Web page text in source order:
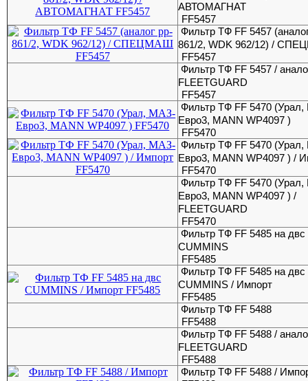
АВТОМАГНАТ
FF5457
Фильтр ТФ FF 5457
861/2, WDK 962/12) /
FF5457
Фильтр ТФ FF 5457 /
FLEETGUARD
FF5457
Фильтр ТФ FF 5470
Евро3, MANN WP4097 )
FF5470
Фильтр ТФ FF 5470
Евро3, MANN WP4097 ) /
FF5470
Фильтр ТФ FF 5470
Евро3, MANN WP4097 ) /
FLEETGUARD
FF5470
Фильтр ТФ FF 5485 на двc
CUMMINS
FF5485
Фильтр ТФ FF 5485 на двc
CUMMINS / Импорт
FF5485
Фильтр ТФ FF 5488
FF5488
Фильтр ТФ FF 5488 /
FLEETGUARD
FF5488
Фильтр ТФ FF 5488 /